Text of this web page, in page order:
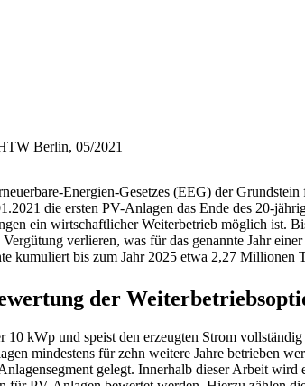
Berlin, 05/2021
Energien-Gesetzes (EEG) der
die ersten PV-Anlagen das Ende des 20-
ein wirtschaftlicher Weiterbetrieb möglich ist.
verlieren, was für das genannte Jahr
kumuliert bis zum Jahr 2025 etwa 2,27 Millionen
der
kWp und speist den erzeugten Strom
mindestens für zehn weitere Jahre betrieben
gelegt. Innerhalb dieser Arbeit